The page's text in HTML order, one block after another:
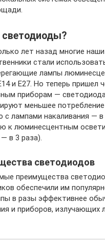
светодиоды?
лет назад многие наши
стали
лампы
и Е27. Но теперь пришел
приборам —
меньшее потребление
с лампами накаливания — в
к люминесцентным
в 3 раза).
светодиодов
преимущества
обеспечили им
в разы эффективнее
и приборов, излучающих